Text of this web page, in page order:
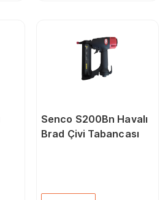
Senco S200Bn Havalı
Brad Çivi Tabancası